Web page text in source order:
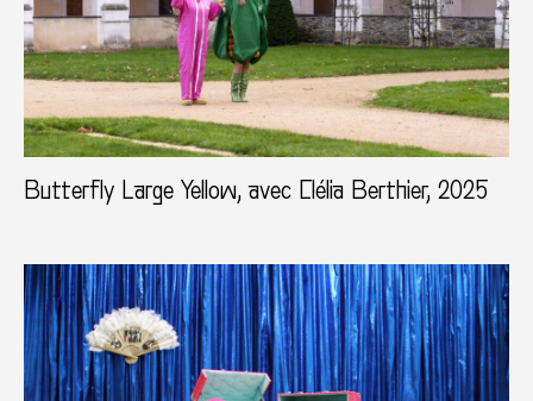
Butterfly Large Yellow​, avec Clélia Berthier, 2025